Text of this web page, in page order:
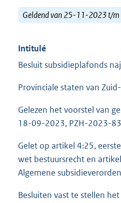
Geldend van 25-11-2023 t/m
Intitulé
Besluit subsidieplafonds
Provinciale staten van
Gelezen het voorstel van
18-09-2023, PZH-2023-
Gelet op artikel 4:25,
wet bestuursrecht en
Algemene
Besluiten vast te stellen